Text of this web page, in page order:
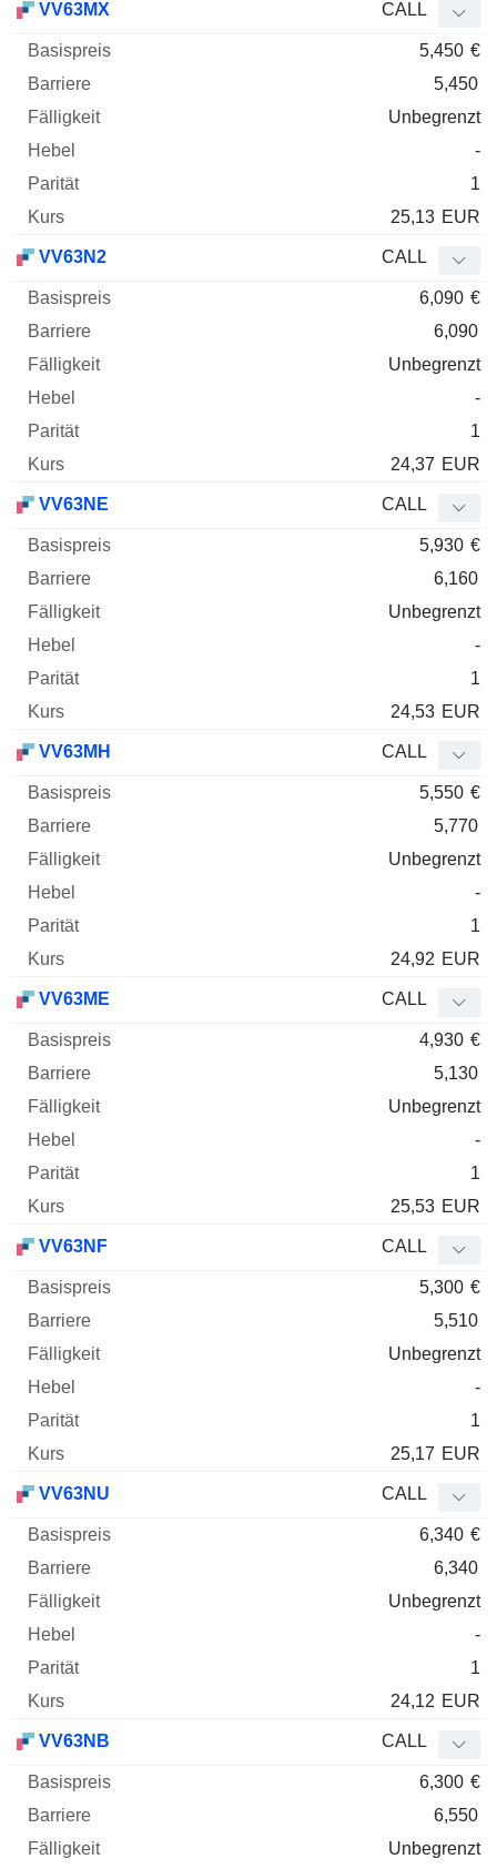
VV63MX CALL
5,450 €
5,450
Unbegrenzt
-
1
25,13 EUR
VV63N2 CALL
6,090 €
6,090
Unbegrenzt
-
1
24,37 EUR
VV63NE CALL
5,930 €
6,160
Unbegrenzt
-
1
24,53 EUR
VV63MH CALL
5,550 €
5,770
Unbegrenzt
-
1
24,92 EUR
VV63ME CALL
4,930 €
5,130
Unbegrenzt
-
1
25,53 EUR
VV63NF CALL
5,300 €
5,510
Unbegrenzt
-
1
25,17 EUR
VV63NU CALL
6,340 €
6,340
Unbegrenzt
-
1
24,12 EUR
VV63NB CALL
6,300 €
6,550
Unbegrenzt